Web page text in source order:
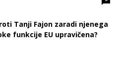
Tanji Fajon zaradi njenega
funkcije EU upravičena?